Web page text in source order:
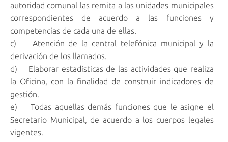
autoridad comunal las remita a las unidades municipales
correspondientes de acuerdo a las funciones y
competencias de cada una de ellas.
c) Atención de la central telefónica municipal y la
derivación de los llamados.
d) Elaborar estadísticas de las actividades que realiza
la Oficina, con la finalidad de construir indicadores de
gestión.
e) Todas aquellas demás funciones que le asigne el
Secretario Municipal, de acuerdo a los cuerpos legales
vigentes.